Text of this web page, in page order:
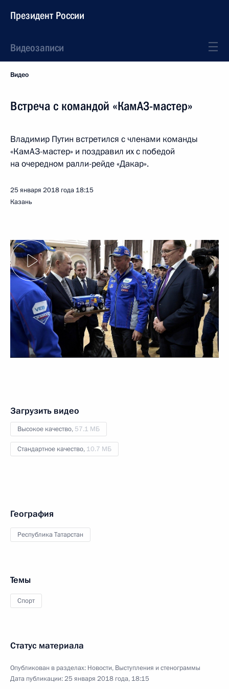
Президент России
Видеозаписи
Видео
Встреча с командой «КамАЗ-мастер»
Владимир Путин встретился с членами команды
«КамАЗ-мастер» и поздравил их с победой
на очередном ралли-рейде «Дакар».
25 января 2018 года 18:15
Казань
Загрузить видео
Высокое качество, 57.1 МБ
Стандартное качество, 10.7 МБ
География
Республика Татарстан
Темы
Спорт
Статус материала
Опубликован в разделах: Новости, Выступления и стенограммы
Дата публикации:25 января 2018 года, 18:15